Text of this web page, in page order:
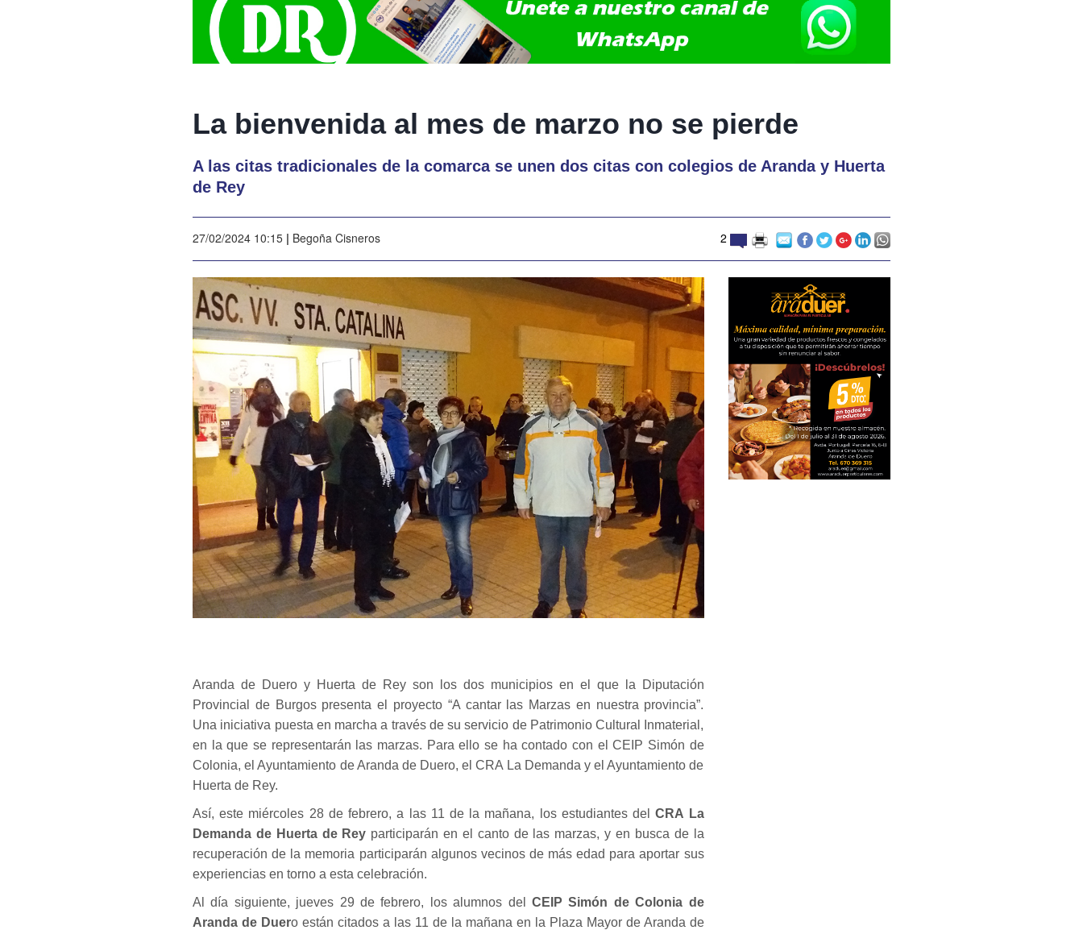
La bienvenida al mes de marzo no se pierde
A las citas tradicionales de la comarca se unen dos citas con colegios de Aranda y Huerta
de Rey
27/02/2024 10:15 | Begoña Cisneros 2
Aranda de Duero y Huerta de Rey son los dos municipios en el que la Diputación
Provincial de Burgos presenta el proyecto “A cantar las Marzas en nuestra provincia”.
Una iniciativa puesta en marcha a través de su servicio de Patrimonio Cultural Inmaterial,
en la que se representarán las marzas. Para ello se ha contado con el CEIP Simón de
Colonia, el Ayuntamiento de Aranda de Duero, el CRA La Demanda y el Ayuntamiento de
Huerta de Rey.
Así, este miércoles 28 de febrero, a las 11 de la mañana, los estudiantes delCRA La
Demanda de Huerta de Rey participarán en el canto de las marzas, y en busca de la
recuperación de la memoria participarán algunos vecinos de más edad para aportar sus
experiencias en torno a esta celebración.
Al día siguiente, jueves 29 de febrero, los alumnos del CEIP Simón de Colonia de
Aranda de Duero están citados a las 11 de la mañana en la Plaza Mayor de Aranda de